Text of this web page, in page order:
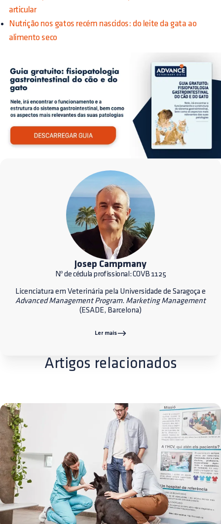
articular
Nutrição nos gatos recém nascidos: do leite da gata ao
alimento seco
Josep Campmany
Nº de cédula profissional: COVB 1125
Licenciatura em Veterinária pela Universidade de Saragoça e
Advanced Management Program. Marketing Management
(ESADE, Barcelona)
Ler mais
Artigos relacionados